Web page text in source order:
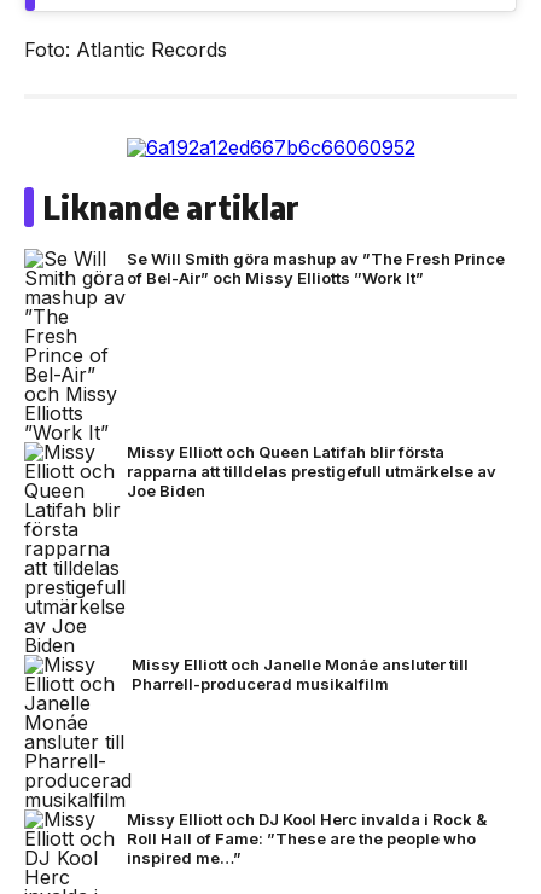
Foto: Atlantic Records
Liknande artiklar
Se Will Smith göra mashup av ”The Fresh Prince
of Bel-Air” och Missy Elliotts ”Work It”
Missy Elliott och Queen Latifah blir första
rapparna att tilldelas prestigefull utmärkelse av
Joe Biden
Missy Elliott och Janelle Monáe ansluter till
Pharrell-producerad musikalfilm
Missy Elliott och DJ Kool Herc invalda i Rock &
Roll Hall of Fame: ”These are the people who
inspired me…”